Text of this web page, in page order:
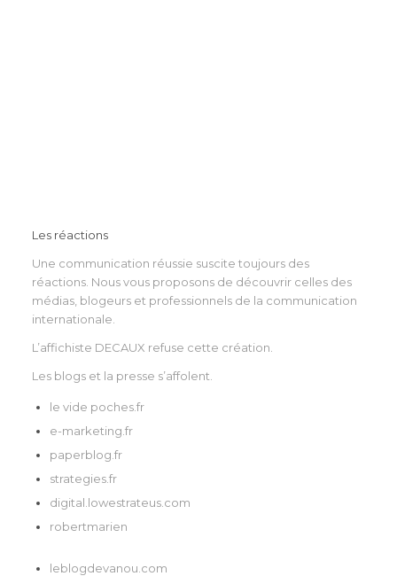
Les réactions
Une communication réussie suscite toujours des
réactions. Nous vous proposons de découvrir celles des
médias, blogeurs et professionnels de la communication
internationale.
L’affichiste DECAUX refuse cette création.
Les blogs et la presse s’affolent.
le vide poches.fr
e-marketing.fr
paperblog.fr
strategies.fr
digital.lowestrateus.com
robertmarien
leblogdevanou.com